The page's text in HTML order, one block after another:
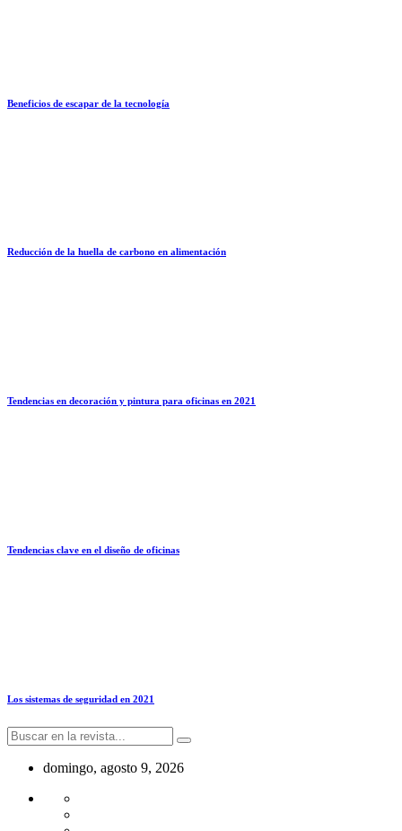
Beneficios de escapar de la tecnología
Reducción de la huella de carbono en alimentación
Tendencias en decoración y pintura para oficinas en 2021
Tendencias clave en el diseño de oficinas
Los sistemas de seguridad en 2021
domingo, agosto 9, 2026